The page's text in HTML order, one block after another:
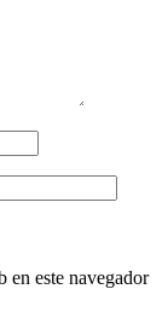
en este navegador